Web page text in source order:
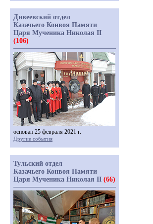
Дивеевский отдел
Казачьего Конвоя Памяти
Царя Мученика Николая II
(106)
основан 25 февраля 2021 г.
Другие события
Тульский отдел
Казачьего Конвоя Памяти
Царя Мученика Николая II (66)